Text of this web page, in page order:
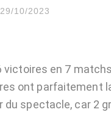
29/10/2023
6 victoires en 7
ont parfaitement
du spectacle, car 2